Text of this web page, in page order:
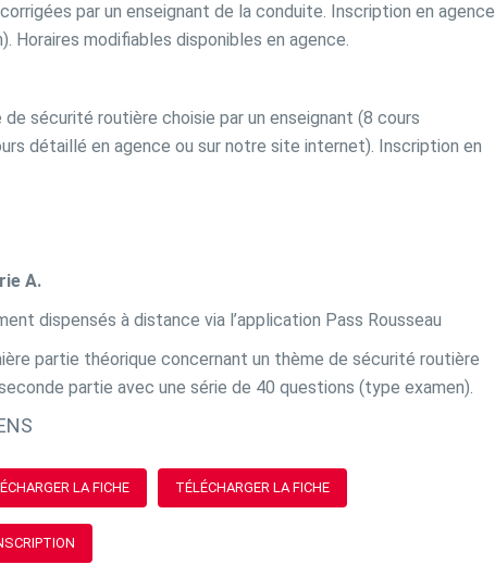
par un enseignant de la conduite. Inscription en agence
Horaires modifiables disponibles en agence.
sécurité routière choisie par un enseignant (8 cours
détaillé en agence ou sur notre site internet). Inscription en
A.
dispensés à distance via l’application Pass Rousseau
partie théorique concernant un thème de sécurité routière
partie avec une série de 40 questions (type examen).
LA FICHE TÉLÉCHARGER LA FICHE